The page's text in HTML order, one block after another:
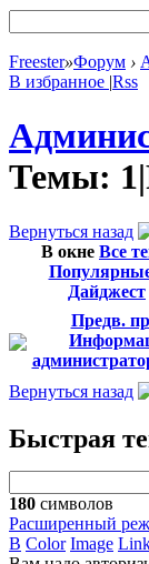
Freester»Форум ›
В избранное |Rss
Темы: 1|
Вернуться назад
В окне Все
Дайджест
Предв.
Вернуться назад
Быстрая
180 символов
Расширенный
B Color Image